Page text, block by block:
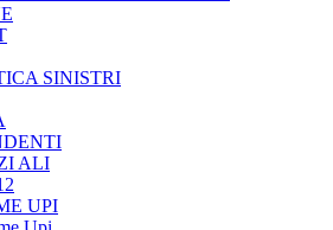
SINISTRI
ALI
UPI